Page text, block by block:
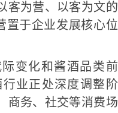
客为营、以客为文的
置于企业发展核心位
变化和酱酒品类前
业正处深度调整阶
商务、社交等消费场